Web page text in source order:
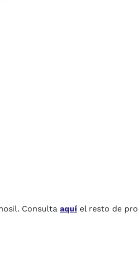
Consulta aquí el resto de